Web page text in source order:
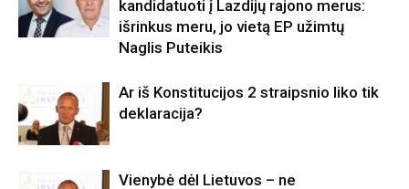
kandidatuoti į Lazdijų rajono merus:
išrinkus meru, jo vietą EP užimtų
Naglis Puteikis
Ar iš Konstitucijos 2 straipsnio liko tik
deklaracija?
Vienybė dėl Lietuvos – ne